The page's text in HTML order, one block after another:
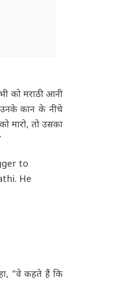
को मराठी आनी
उनके कान के नीचे
मारो, तो उसका
to
He
“वे कहते हैं कि